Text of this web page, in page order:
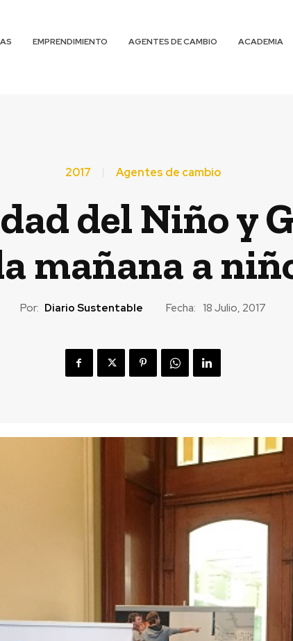
EMPRENDIMIENTO AGENTES DE CAMBIO ACADEMIA
2017 Agentes de cambio
del Niño y
mañana a
Por: Diario Sustentable Fecha: 18 Julio, 2017